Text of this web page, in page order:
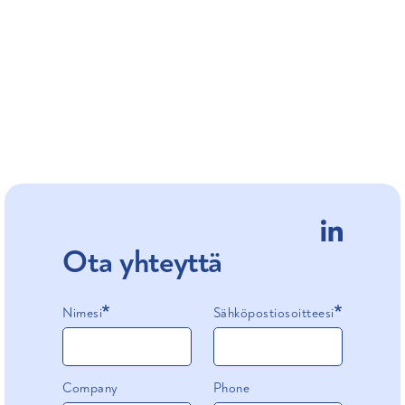
Ota yhteyttä
Nimesi Sähköpostiosoitteesi
Company Phone